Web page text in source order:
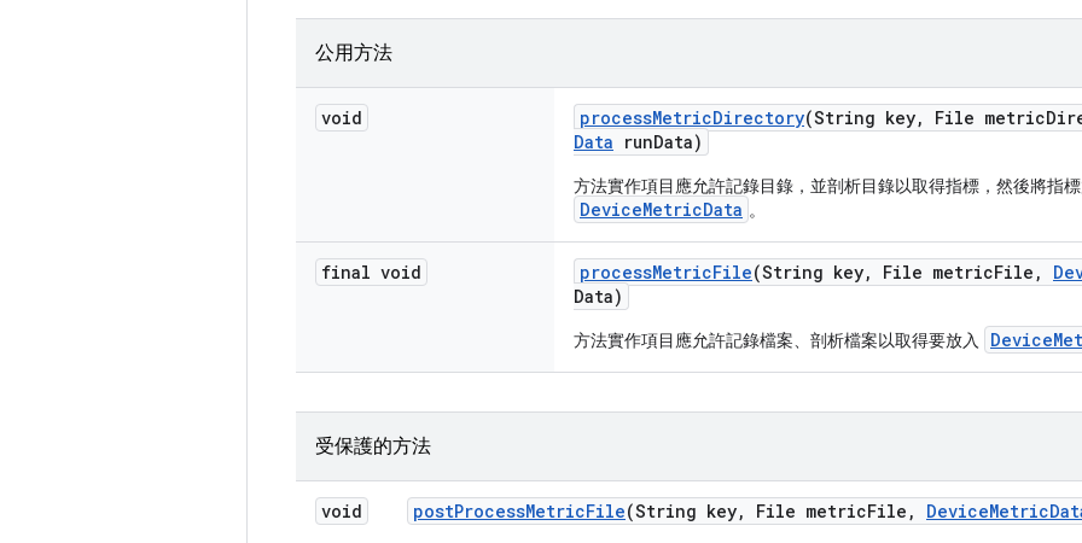
公用方法
void processMetricDirectory(String key, File metric
Data runData)
方法實作項目應允許記錄目錄，並剖析目錄以取得指標，然後將指
DeviceMetricData 。
final void processMetricFile(String key, File metricFile ,
Data)
方法實作項目應允許記錄檔案、剖析檔案以取得要放入
受保護的方法
void postProcessMetricFile(String key, File metricFile , DeviceMetric